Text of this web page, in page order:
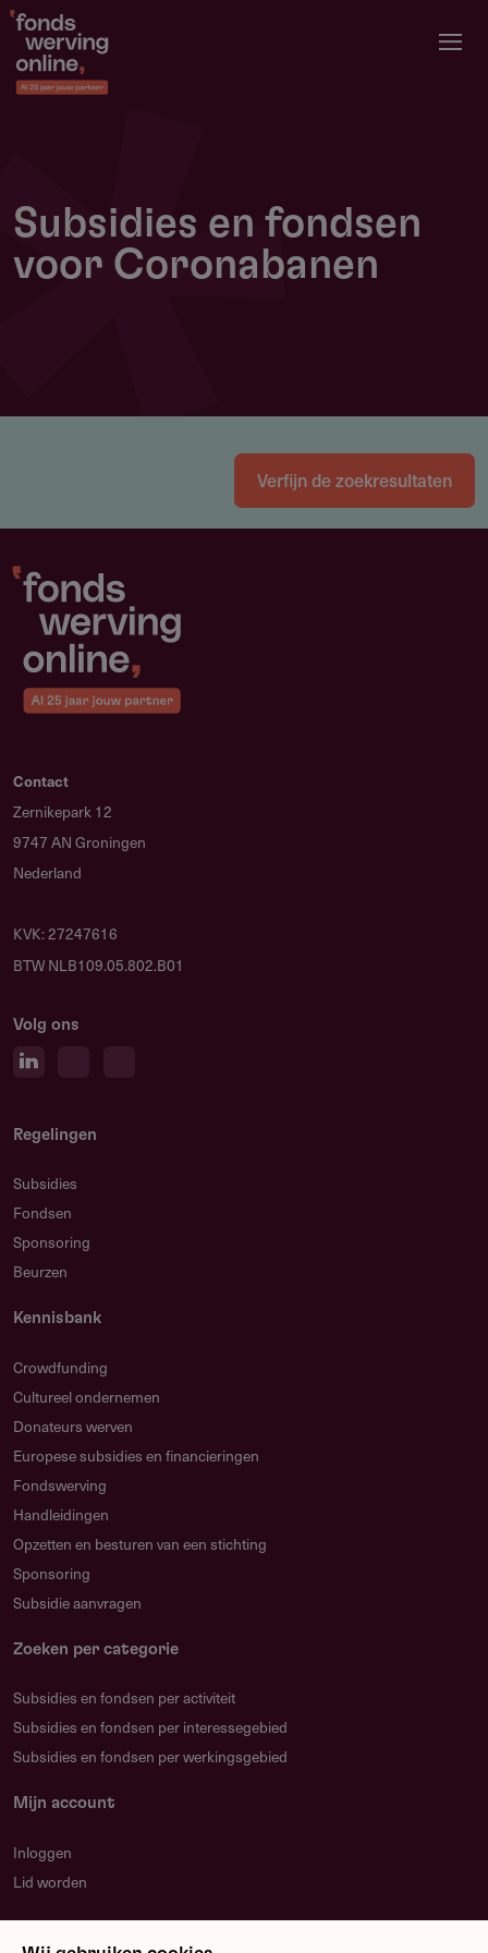
Overslaan
naar
de
Subsidies en fondsen
voor Coronabanen
Verfijn de zoekresultaten
Contact
Zernikepark 12
9747 AN Groningen
Nederland
KVK: 27247616
BTW NLB109.05.802.B01
Volg ons
Regelingen
Subsidies
Fondsen
Sponsoring
Beurzen
Kennisbank
Crowdfunding
Cultureel ondernemen
Donateurs werven
Europese subsidies en financieringen
Fondswerving
Handleidingen
Opzetten en besturen van een stichting
Sponsoring
Subsidie aanvragen
Zoeken per categorie
Subsidies en fondsen per activiteit
Subsidies en fondsen per interessegebied
Subsidies en fondsen per werkingsgebied
Mijn account
Inloggen
Lid worden